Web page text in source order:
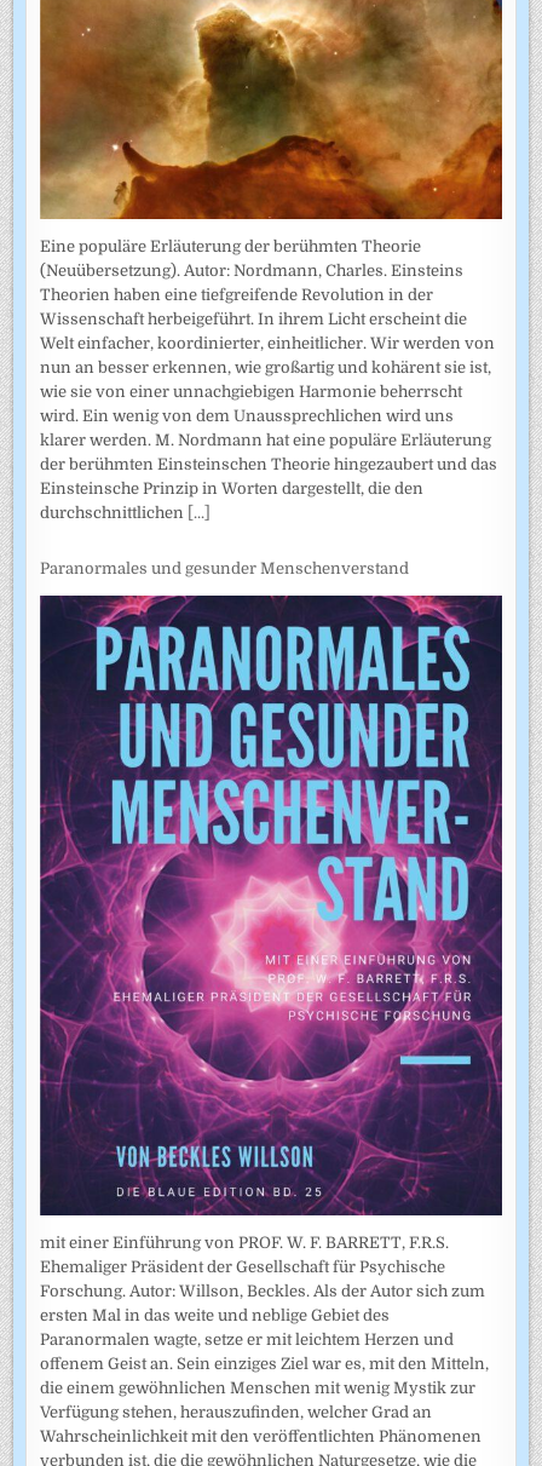
Eine populäre Erläuterung der berühmten Theorie
(Neuübersetzung). Autor: Nordmann, Charles. Einsteins
Theorien haben eine tiefgreifende Revolution in der
Wissenschaft herbeigeführt. In ihrem Licht erscheint die
Welt einfacher, koordinierter, einheitlicher. Wir werden von
nun an besser erkennen, wie großartig und kohärent sie ist,
wie sie von einer unnachgiebigen Harmonie beherrscht
wird. Ein wenig von dem Unaussprechlichen wird uns
klarer werden. M. Nordmann hat eine populäre Erläuterung
der berühmten Einsteinschen Theorie hingezaubert und das
Einsteinsche Prinzip in Worten dargestellt, die den
durchschnittlichen [...]
Paranormales und gesunder Menschenverstand
mit einer Einführung von PROF. W. F. BARRETT, F.R.S.
Ehemaliger Präsident der Gesellschaft für Psychische
Forschung. Autor: Willson, Beckles. Als der Autor sich zum
ersten Mal in das weite und neblige Gebiet des
Paranormalen wagte, setze er mit leichtem Herzen und
offenem Geist an. Sein einziges Ziel war es, mit den Mitteln,
die einem gewöhnlichen Menschen mit wenig Mystik zur
Verfügung stehen, herauszufinden, welcher Grad an
Wahrscheinlichkeit mit den veröffentlichten Phänomenen
verbunden ist, die die gewöhnlichen Naturgesetze, wie die